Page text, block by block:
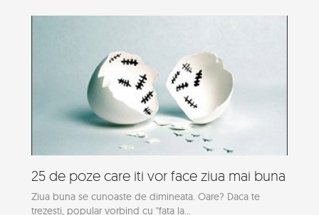
25 de poze care iti vor face ziua mai buna
Ziua buna se cunoaste de dimineata. Oare? Daca te
trezesti, popular vorbind cu "fata la...